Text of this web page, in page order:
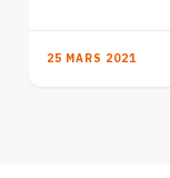
25 MARS 2021